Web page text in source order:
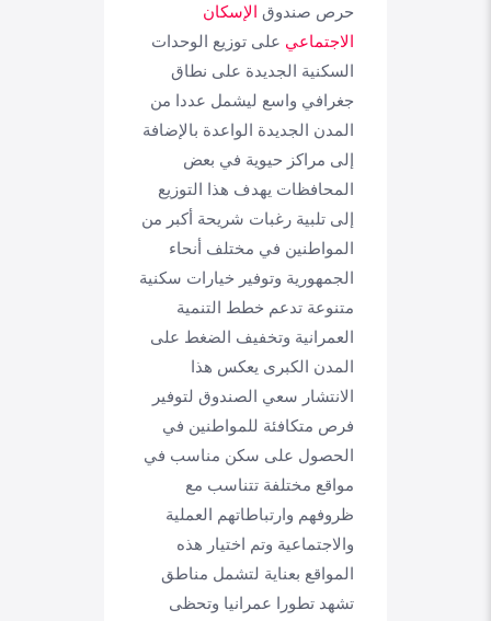
حرص صندوق الإسكان
الاجتماعي على توزيع الوحدات
السكنية الجديدة على نطاق
جغرافي واسع ليشمل عددا من
المدن الجديدة الواعدة بالإضافة
إلى مراكز حيوية في بعض
المحافظات يهدف هذا التوزيع
إلى تلبية رغبات شريحة أكبر من
المواطنين في مختلف أنحاء
الجمهورية وتوفير خيارات سكنية
متنوعة تدعم خطط التنمية
العمرانية وتخفيف الضغط على
المدن الكبرى يعكس هذا
الانتشار سعي الصندوق لتوفير
فرص متكافئة للمواطنين في
الحصول على سكن مناسب في
مواقع مختلفة تتناسب مع
ظروفهم وارتباطاتهم العملية
والاجتماعية وتم اختيار هذه
المواقع بعناية لتشمل مناطق
تشهد تطورا عمرانيا وتحظى